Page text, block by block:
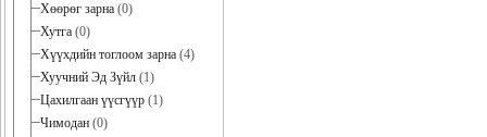
Хөөрөг зарна (0)
Хутга (0)
Хүүхдийн тоглоом зарна (4)
Хуучний Эд Зүйл (1)
Цахилгаан үүсгүүр (1)
Чимодан (0)